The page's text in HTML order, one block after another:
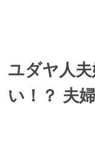
ユダヤ人
い！？ 夫